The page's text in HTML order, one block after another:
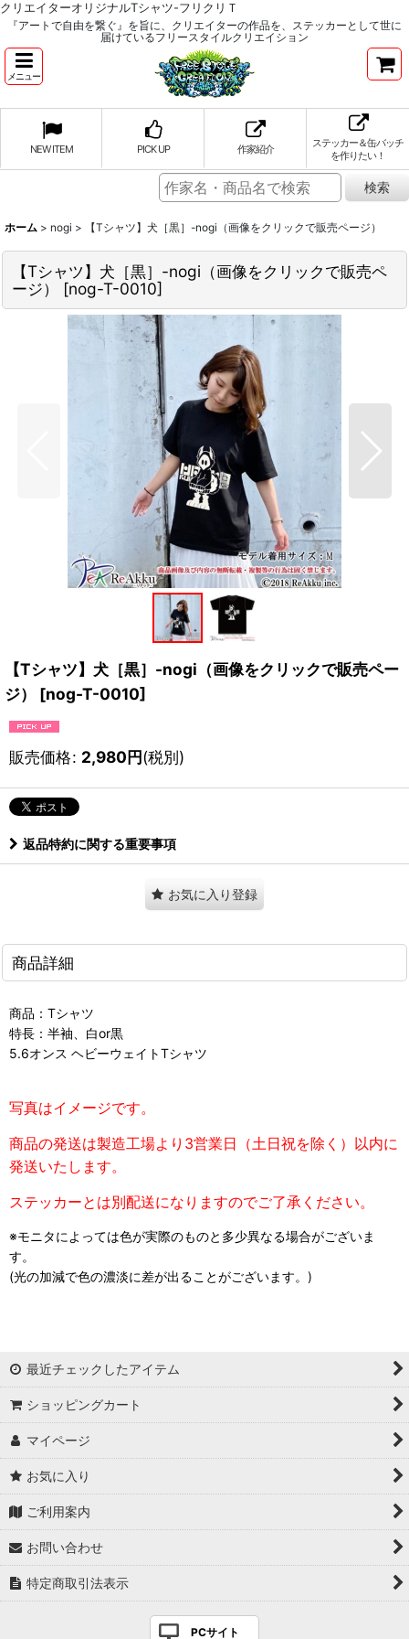
クリエイターオリジナルTシャツ-フリクリＴ
『アートで自由を繋ぐ』を旨に、クリエイターの作品を、ステッカーとして世に
届けているフリースタイルクリエイション
メニュー
NEW ITEM PICK UP 作家紹介
ステッカー＆缶バッチ
を作りたい！
ホーム > nogi > 【Tシャツ】犬［黒］-nogi（画像をクリックで販売ページ）
【Tシャツ】犬［黒］-nogi（画像をクリックで販売ペ
ージ）
[nog-T-0010]
【Tシャツ】犬［黒］-nogi（画像をクリックで販売ペー
ジ）
[nog-T-0010]
販売価格: 2,980円(税別)
返品特約に関する重要事項
お気に入り登録
商品詳細
商品：Tシャツ
特長：半袖、白or黒
5.6オンス ヘビーウェイトTシャツ
写真はイメージです。
商品の発送は製造工場より3営業日（土日祝を除く）以内に
発送いたします。
ステッカーとは別配送になりますのでご了承ください。
※モニタによっては色が実際のものと多少異なる場合がございま
す。
(光の加減で色の濃淡に差が出ることがございます。)
最近チェックしたアイテム
ショッピングカート
マイページ
お気に入り
ご利用案内
お問い合わせ
特定商取引法表示
PCサイト